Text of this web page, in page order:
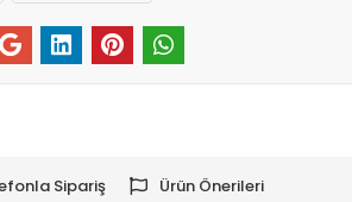
Sipariş Ürün Önerileri